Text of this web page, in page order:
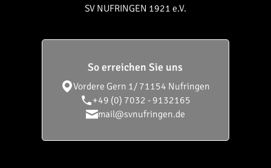
SV NUFRINGEN 1921 e.V.
So erreichen Sie uns
Vordere Gern 1/ 71154 Nufringen
+49 (0) 7032 - 9132165
mail@svnufringen.de